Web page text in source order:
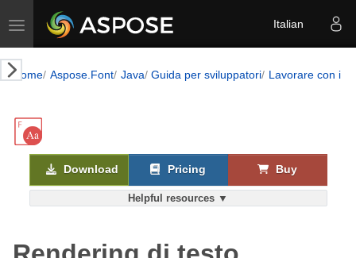
Toggle navigation Italian
Home Aspose.Font Java Guida per sviluppatori Lavorare con i
Helpful resources ▼
Download Pricing Buy